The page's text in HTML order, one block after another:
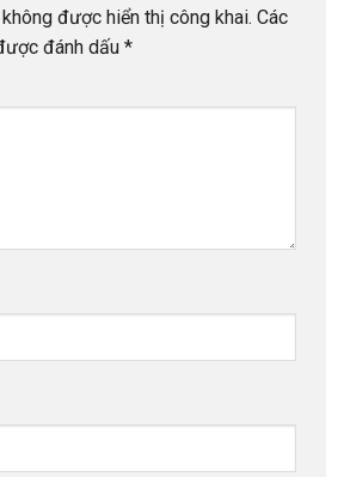
được hiển thị công khai. Các
đánh dấu *